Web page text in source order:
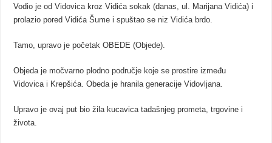
Vodio je od Vidovica kroz Vidića sokak (danas, ul. Marijana Vidića) i
prolazio pored Vidića Šume i spuštao se niz Vidića brdo.
Tamo, upravo je početak OBEDE (Objede).
Objeda je močvarno plodno područje koje se prostire između
Vidovica i Krepšića. Obeda je hranila generacije Vidovljana.
Upravo je ovaj put bio žila kucavica tadašnjeg prometa, trgovine i
života.